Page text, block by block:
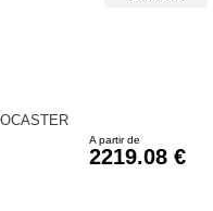
A partir de
2219.08